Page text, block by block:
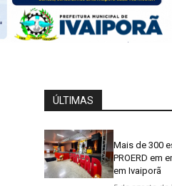
ÚLTIMAS
Mais de 300
PROERD em
em Ivaiporã